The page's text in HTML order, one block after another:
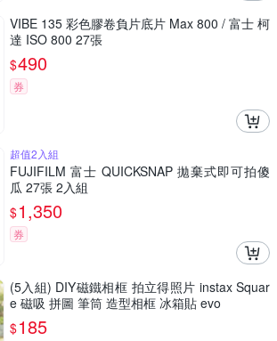
VIBE 135 彩色膠卷負片底片 Max 800 / 富士 柯
達 ISO 800 27張
$490
券
超值2入組
FUJIFILM 富士 QUICKSNAP 拋棄式即可拍傻
瓜 27張 2入組
$1,350
券
(5入組) DIY磁鐵相框 拍立得照片 instax Squar
e 磁吸 拼圖 筆筒 造型相框 冰箱貼 evo
$185